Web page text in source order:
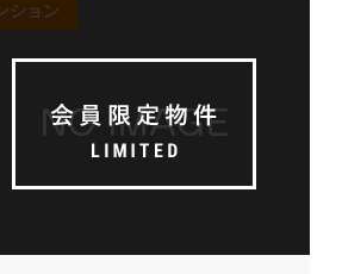
ション